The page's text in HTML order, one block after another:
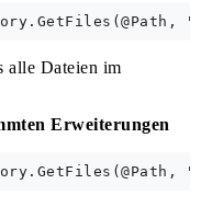
alle Dateien im
Erweiterungen